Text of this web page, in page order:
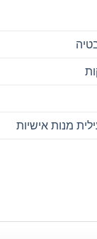
מנות אישיות